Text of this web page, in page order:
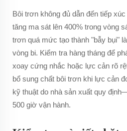
Bôi trơn không đủ dẫn đến tiếp
tăng ma sát lên 400% trong vòng
trơn quá mức tạo thành "bẫy bụi"
vòng bi. Kiểm tra hàng tháng để
xoay cứng nhắc hoặc lực cản rõ
bổ sung chất bôi trơn khi lực cản
kỹ thuật do nhà sản xuất quy
500 giờ vận hành.